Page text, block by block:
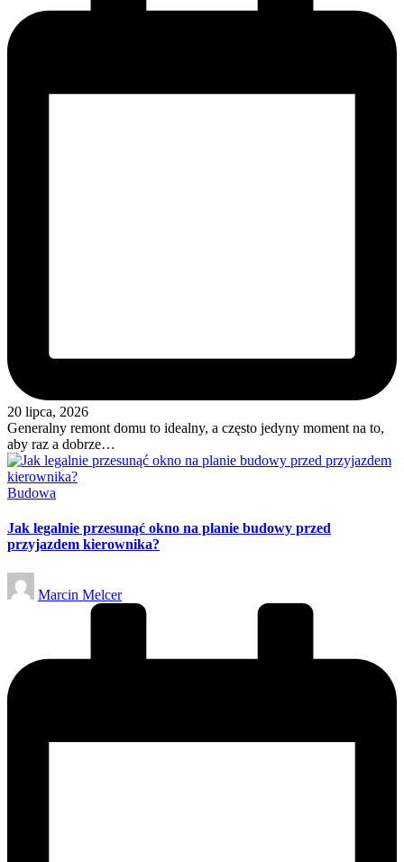
20 lipca, 2026
Generalny remont domu to idealny, a często jedyny moment na to,
aby raz a dobrze…
Posted
Budowa
Jak legalnie przesunąć okno na planie budowy przed
przyjazdem kierownika?
Posted
by
Marcin Melcer